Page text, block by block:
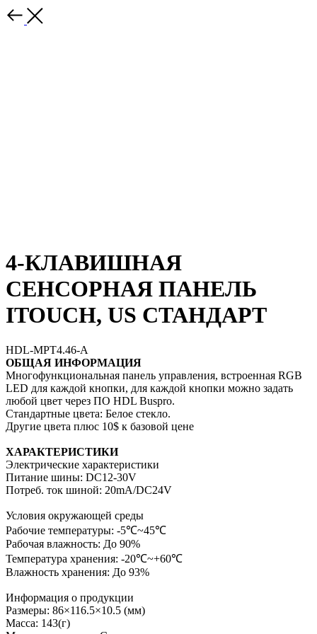
4-КЛАВИШНАЯ
СЕНСОРНАЯ ПАНЕЛЬ
ITOUCH, US СТАНДАРТ
HDL-MPT4.46-A
ОБЩАЯ ИНФОРМАЦИЯ
Многофункциональная панель управления, встроенная RGB
LED для каждой кнопки, для каждой кнопки можно задать
любой цвет через ПО HDL Buspro.
Стандартные цвета: Белое стекло.
Другие цвета плюс 10$ к базовой цене
ХАРАКТЕРИСТИКИ
Электрические характеристики
Питание шины: DC12-30V
Потреб. ток шиной: 20mA/DC24V
Условия окружающей среды
Рабочие температуры: -5℃~45℃
Рабочая влажность: До 90%
Температура хранения: -20℃~+60℃
Влажность хранения: До 93%
Информация о продукции
Размеры: 86×116.5×10.5 (мм)
Масса: 143(г)